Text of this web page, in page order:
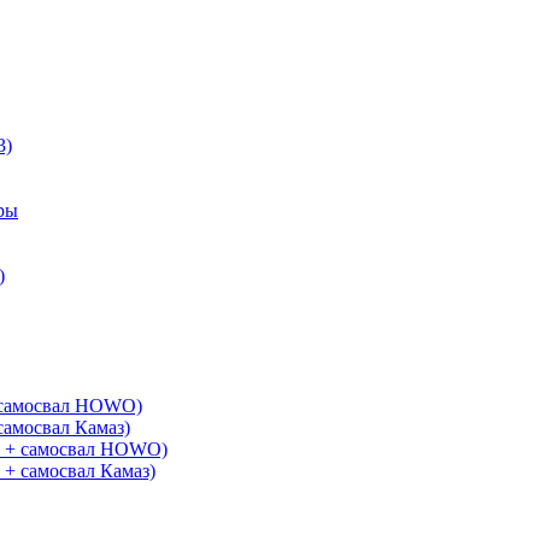
HOWO)
Камаз)
самосвал HOWO)
самосвал Камаз)